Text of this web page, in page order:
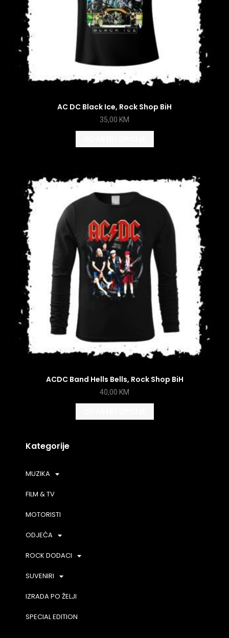
Kategorije
MUZIKA
FILM & TV
MOTORISTI
ODJEĆA
ROCK DODACI
SUVENIRI
IZRADA PO ŽELJI
SPECIAL EDITION
AC DC Black Ice, Rock Shop BiH
35,00 KM
ACDC Band Hells Bells, Rock Shop BiH
40,00 KM